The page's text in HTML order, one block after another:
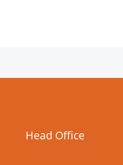
Head Office